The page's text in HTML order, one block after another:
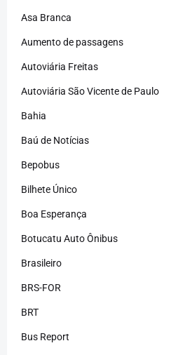
Asa Branca
Aumento de passagens
Autoviária Freitas
Autoviária São Vicente de Paulo
Bahia
Baú de Notícias
Bepobus
Bilhete Único
Boa Esperança
Botucatu Auto Ônibus
Brasileiro
BRS-FOR
BRT
Bus Report